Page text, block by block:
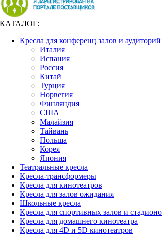
КАТАЛОГ:
Кресла для конференц залов и аудиторий
Италия
Испания
Россия
Китай
Турция
Норвегия
Финляндия
США
Малайзия
Тайвань
Польша
Корея
Япония
Театральные кресла
Кресла-трансформеры
Кресла для кинотеатров
Кресла для залов ожидания
Школьные кресла
Кресла для спортивных залов и
Кресла для домашнего кинотеатра
Кресла для 4D и 5D кинотеатров